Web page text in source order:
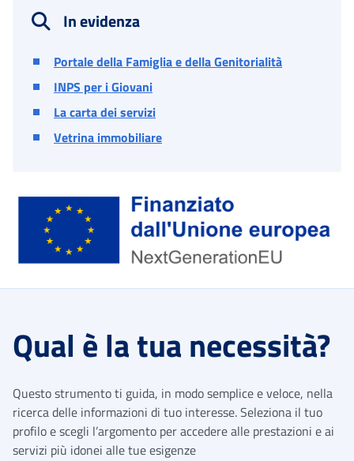
In evidenza
Portale della Famiglia e della Genitorialità
INPS per i Giovani
La carta dei servizi
Vetrina immobiliare
Qual è la tua necessità?
Questo strumento ti guida, in modo semplice e veloce, nella
ricerca delle informazioni di tuo interesse. Seleziona il tuo
profilo e scegli l’argomento per accedere alle prestazioni e ai
servizi più idonei alle tue esigenze